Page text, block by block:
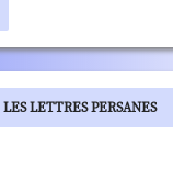
LES LETTRES PERSANES